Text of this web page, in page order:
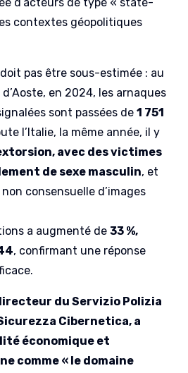
contextes géopolitiques
pas être sous-estimée : au
en 2024, les arnaques
sont passées de1 751
l’Italie, la même année, il y
avec des victimes
de sexe masculin, et
consensuelle d’images
a augmenté de33 %,
, confirmant une réponse
du Servizio Polizia
Cibernetica, a
économique et
comme « le domaine